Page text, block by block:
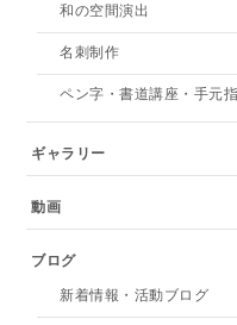
和の空間演出
名刺制作
ペン字・書道講座・手元
ギャラリー
動画
ブログ
新着情報・活動ブログ